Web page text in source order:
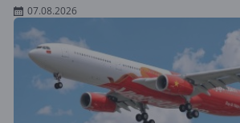
07.08.2026